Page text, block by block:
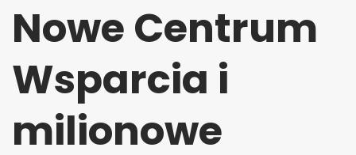
Nowe Centrum
Wsparcia i
milionowe